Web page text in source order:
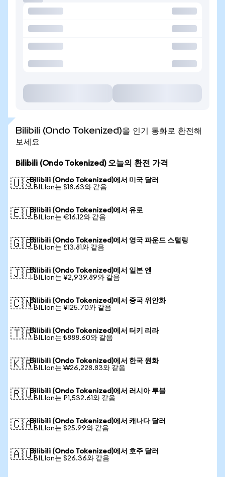
Bilibili (Ondo Tokenized)을 인기 통화로 환전해
보세요
Bilibili (Ondo Tokenized) 오늘의 환전 가격
🇺🇸Bilibili (Ondo Tokenized)에서 미국 달러
1 BILIon는 $18.63와 같음
🇪🇺Bilibili (Ondo Tokenized)에서 유로
1 BILIon는 €16.12와 같음
🇬🇧Bilibili (Ondo Tokenized)에서 영국 파운드 스털링
1 BILIon는 £13.81와 같음
🇯🇵Bilibili (Ondo Tokenized)에서 일본 엔
1 BILIon는 ¥2,939.89와 같음
🇨🇳Bilibili (Ondo Tokenized)에서 중국 위안화
1 BILIon는 ¥125.70와 같음
🇹🇷Bilibili (Ondo Tokenized)에서 터키 리라
1 BILIon는 ₺888.60와 같음
🇰🇷Bilibili (Ondo Tokenized)에서 한국 원화
1 BILIon는 ₩26,228.83와 같음
🇷🇺Bilibili (Ondo Tokenized)에서 러시아 루블
1 BILIon는 ₽1,532.61와 같음
🇨🇦Bilibili (Ondo Tokenized)에서 캐나다 달러
1 BILIon는 $25.99와 같음
🇦🇺Bilibili (Ondo Tokenized)에서 호주 달러
1 BILIon는 $26.36와 같음